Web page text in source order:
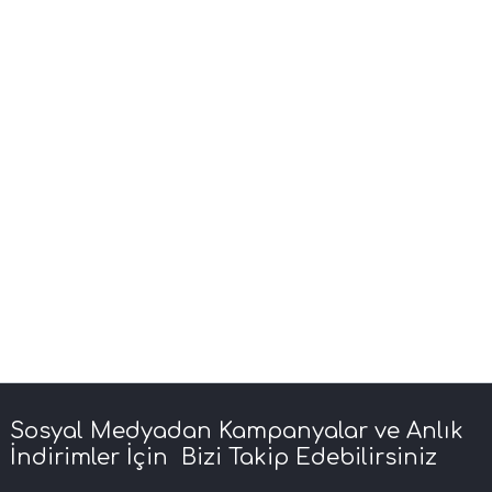
Sosyal Medyadan Kampanyalar ve Anlık
İndirimler İçin Bizi Takip Edebilirsiniz